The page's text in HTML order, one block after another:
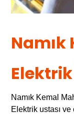
Elektrik
Namık Kemal
Elektrik ustası